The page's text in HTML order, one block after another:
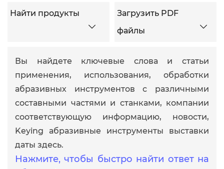
Найти продукты

Загрузить PDF
файлы

Вы найдете ключевые слова и статьи
применения, использования, обработки
абразивных инструментов с различными
составными частями и станками, компании
соответствующую информацию, новости,
Keying абразивные инструменты выставки
даты здесь.
Нажмите, чтобы быстро найти ответ на